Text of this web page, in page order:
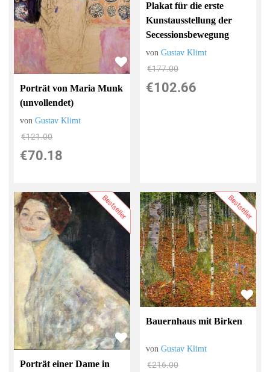
Porträt von Maria Munk
(unvollendet)
vonGustav Klimt
€121.00
€70.18
Plakat für die erste
Kunstausstellung der
Secessionsbewegung
vonGustav Klimt
€177.00
€102.66
Bestseller
Porträt einer Dame in
Bestseller
Bauernhaus mit Birken
vonGustav Klimt
€216.00